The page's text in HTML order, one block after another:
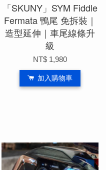
「SKUNY」SYM Fiddle
Fermata 鴨尾 免拆裝｜
造型延伸｜車尾線條升
級
NT$ 1,980
加入購物車